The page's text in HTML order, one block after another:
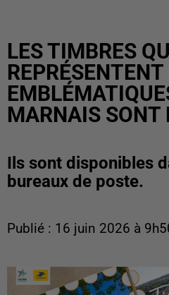
LES TIMBRES
MARNAIS SONT
Ils sont disponibles
bureaux de poste.
Publié : 16 juin 2026 à